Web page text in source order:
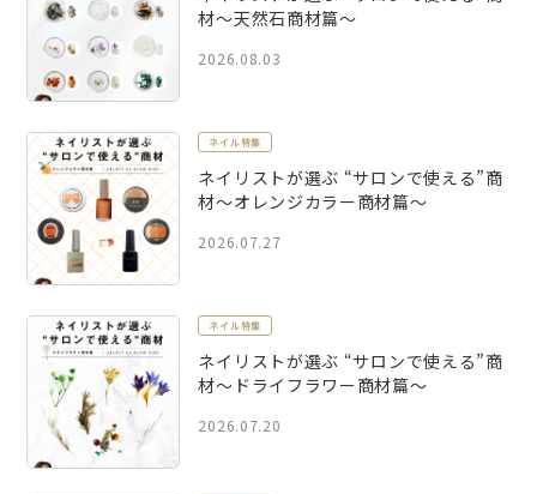
材～天然石商材篇～
2026.08.03
ネイル特集
ネイリストが選ぶ “サロンで使える”商
材～オレンジカラー商材篇～
2026.07.27
ネイル特集
ネイリストが選ぶ “サロンで使える”商
材～ドライフラワー商材篇～
2026.07.20